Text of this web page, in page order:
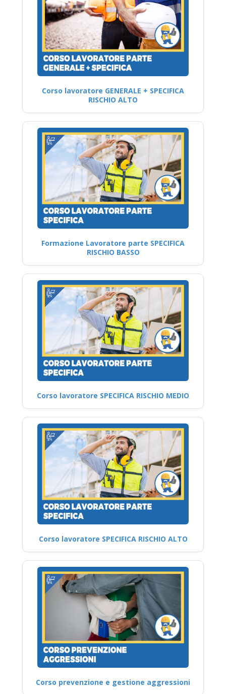
Corso lavoratore GENERALE + SPECIFICA
RISCHIO ALTO
Formazione Lavoratore parte SPECIFICA
RISCHIO BASSO
Corso lavoratore SPECIFICA RISCHIO MEDIO
Corso lavoratore SPECIFICA RISCHIO ALTO
Corso prevenzione e gestione aggressioni